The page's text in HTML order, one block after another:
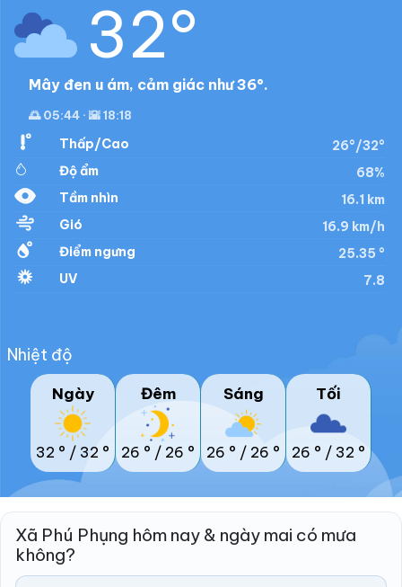
32°
Mây đen u ám, cảm giác như 36°.
🌅 05:44 · 🌇 18:18
Thấp/Cao
26°/32°
Độ ẩm
68%
Tầm nhìn
16.1 km
Gió
16.9 km/h
Điểm ngưng
25.35 °
UV
7.8
Nhiệt độ
Ngày
32 ° / 32 °
Đêm
26 ° / 26 °
Sáng
26 ° / 26 °
Tối
26 ° / 32 °
Xã Phú Phụng hôm nay & ngày mai có mưa
không?